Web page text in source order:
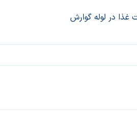
غذا در لوله گوارش